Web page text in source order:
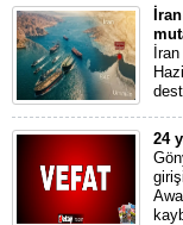
24